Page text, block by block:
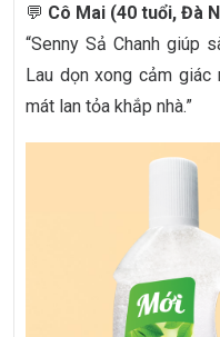
💬 Cô Mai (40 tuổi, Đà
“Senny Sả Chanh giúp
Lau dọn xong cảm
mát lan tỏa khắp nhà.”